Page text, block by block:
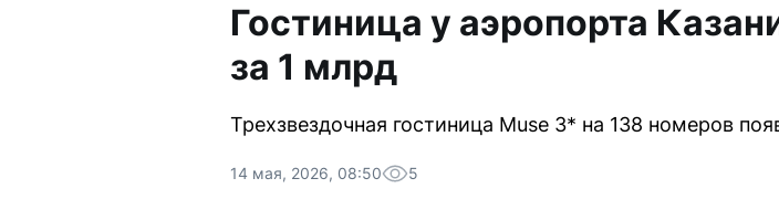
Гостиница у аэропорта
за 1 млрд
Трехзвездочная гостиница Muse 3* на 138 номеров
14 мая, 2026, 08:50 5